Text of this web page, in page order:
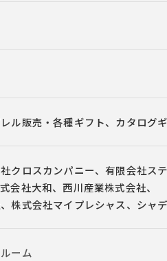
ル販売・各種ギフト、カタログ
クロスカンパニー、有限会社ス
会社大和、西川産業株式会社、
株式会社マイプレシャス、 シャ
ーム